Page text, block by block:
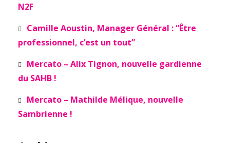
N2F
Camille Aoustin, Manager Général : “Être
professionnel, c’est un tout”
Mercato – Alix Tignon, nouvelle gardienne
du SAHB !
Mercato – Mathilde Mélique, nouvelle
Sambrienne !